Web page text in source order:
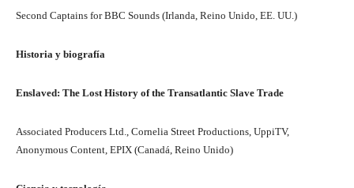
Second Captains for BBC Sounds (Irlanda, Reino Unido, EE. UU.)
Historia y biografía
Enslaved: The Lost History of the Transatlantic Slave Trade
Associated Producers Ltd., Cornelia Street Productions, UppiTV,
Anonymous Content, EPIX (Canadá, Reino Unido)